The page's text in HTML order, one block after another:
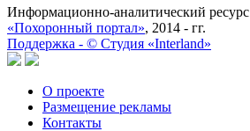
Информационно-аналитический ресурс
«Похоронный портал», 2014 - гг.
Поддержка - © Cтудия «Interland»
О проекте
Размещение рекламы
Контакты